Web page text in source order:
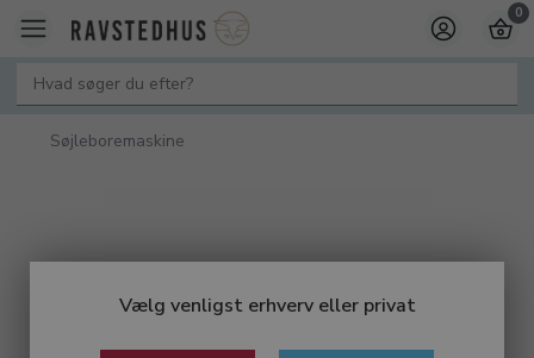
Vælg venligst erhverv eller privat
0
Søjleboremaskine